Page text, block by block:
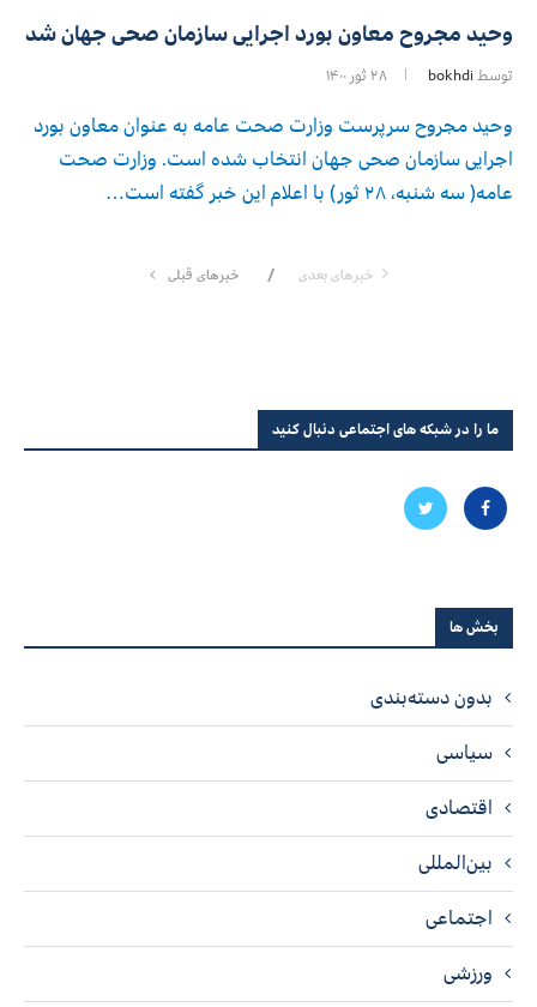
وحید مجروح معاون بورد اجرایی سازمان صحی جهان شد
توسط bokhdi ۲۸ ثور ۱۴۰۰
وحید مجروح سرپرست وزارت صحت عامه به عنوان معاون بورد
اجرایی سازمان صحی جهان انتخاب شده است. وزارت صحت
عامه( سه‌ شنبه، ۲۸ ثور) با اعلام این خبر گفته است…
خبرهای بعدی خبرهای قبلی
ما را در شبکه های اجتماعی دنبال کنید
بخش ها
بدون دسته‌بندی
سیاسی
اقتصادی
بین‌المللی
اجتماعی
ورزشی